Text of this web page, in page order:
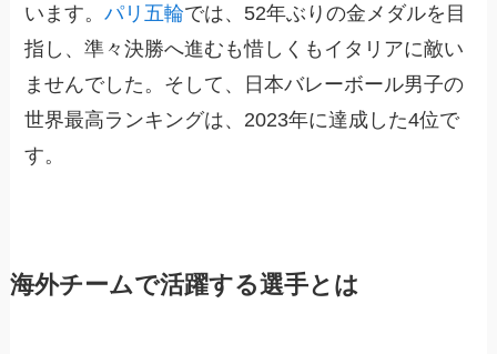
います。パリ五輪では、52年ぶりの金メダルを目
指し、準々決勝へ進むも惜しくもイタリアに敵い
ませんでした。そして、日本バレーボール男子の
世界最高ランキングは、2023年に達成した4位で
す。
海外チームで活躍する選手とは